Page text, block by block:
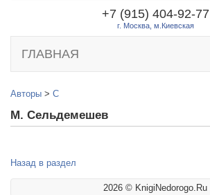
+7 (915) 404-92-77
г. Москва, м.Киевская
ГЛАВНАЯ
Авторы > С
М. Сельдемешев
Назад в раздел
2026 © KnigiNedorogo.Ru